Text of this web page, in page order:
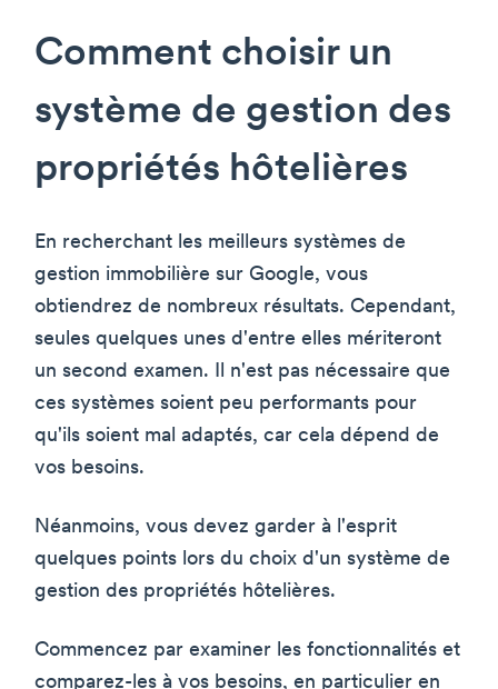
Comment choisir un
système de gestion des
propriétés hôtelières
En recherchant les meilleurs systèmes de
gestion immobilière sur Google, vous
obtiendrez de nombreux résultats. Cependant,
seules quelques unes d'entre elles mériteront
un second examen. Il n'est pas nécessaire que
ces systèmes soient peu performants pour
qu'ils soient mal adaptés, car cela dépend de
vos besoins.
Néanmoins, vous devez garder à l'esprit
quelques points lors du choix d'un système de
gestion des propriétés hôtelières.
Commencez par examiner les fonctionnalités et
comparez-les à vos besoins, en particulier en